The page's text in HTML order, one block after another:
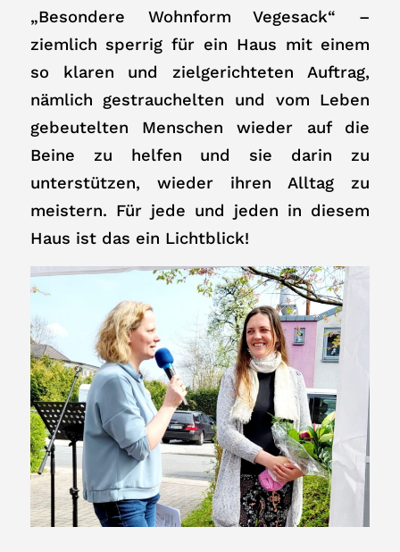
„Besondere Wohnform Vegesack“ –
ziemlich sperrig für ein Haus mit einem
so klaren und zielgerichteten Auftrag,
nämlich gestrauchelten und vom Leben
gebeutelten Menschen wieder auf die
Beine zu helfen und sie darin zu
unterstützen, wieder ihren Alltag zu
meistern. Für jede und jeden in diesem
Haus ist das ein Lichtblick!